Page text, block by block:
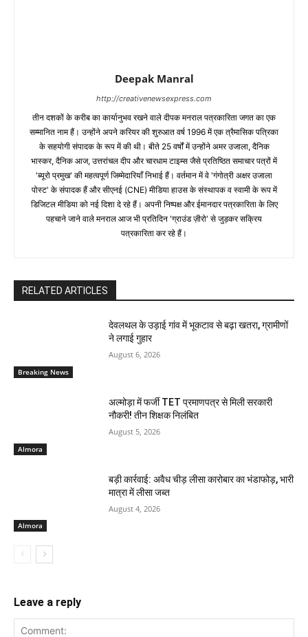
Deepak Manral
http://creativenewsexpress.com
तीन दशकों के करीब का कार्यानुभव रखने वाले दीपक मनराल पत्रकारिता जगत का एक
सम्मानित नाम हैं। उन्होंने अपने करियर की शुरुआत वर्ष 1996 में एक त्रैमासिक पत्रिका
के सहयोगी संपादक के रूप में की थी। बीते 25 वर्षों में उन्होंने अमर उजाला, दैनिक
भास्कर, दैनिक आज, उत्तरांचल दीप और चारधाम टाइम्स जैसे प्रतिष्ठित समाचार पत्रों में
'ब्यूरो प्रमुख' की महत्वपूर्ण जिम्मेदारियाँ निभाई हैं। वर्तमान में वे 'गंगोत्री अक्षर उजाला
पोस्ट' के संपादक हैं और सीएनई (CNE) मीडिया हाउस के संस्थापक व स्वामी के रूप में
डिजिटल मीडिया को नई दिशा दे रहे हैं। अपनी निष्पक्ष और ईमानदार पत्रकारिता के लिए
पहचाने जाने वाले मनराल आज भी प्रतिदिन 'ग्राउंड ज़ीरो' से जुड़कर सक्रिय
पत्रकारिता कर रहे हैं।
RELATED ARTICLES
Breaking News
देवलथल के उड़ाई गांव में भूकटाव से बढ़ा खतरा, ग्रामीणों
ने लगाई गुहार
August 6, 2026
Almora
अल्मोड़ा में फर्जी TET प्रमाणपत्र से मिली सरकारी
नौकरी! तीन शिक्षक निलंबित
August 5, 2026
Almora
बड़ी कार्रवाई: अवैध चीड़ लीसा कारोबार का भंडाफोड़, भारी
मात्रा में लीसा जब्त
August 4, 2026
Leave a reply